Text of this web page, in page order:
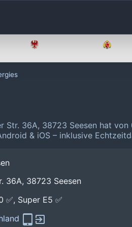
Str. 36A, 38723 Seesen hat
& iOS – inklusive
36A, 38723 Seesen
✅, Super E5 ✅